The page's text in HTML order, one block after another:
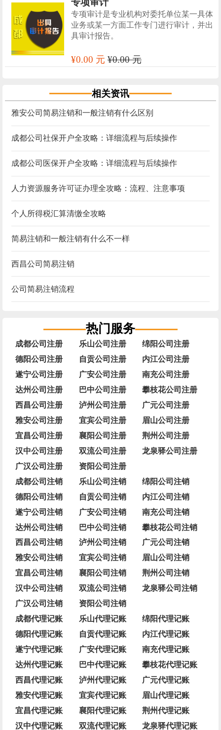
专项审计
专项审计是专业机构对委托单位某一具体
业务或某一方面工作专门进行审计，并出
具审计报告。
¥0.00 元¥0.00 元
相关资讯
雅安公司简易注销和一般注销有什么区别
成都公司社保开户全攻略：详细流程与后续操作
成都公司医保开户全攻略：详细流程与后续操作
人力资源服务许可证办理全攻略：流程、注意事项
个人所得税汇算清缴全攻略
简易注销和一般注销有什么不一样
西昌公司简易注销
公司简易注销流程
热门服务
成都公司注册 乐山公司注册
绵阳公司注册
德阳公司注册
自贡公司注册
内江公司注册
遂宁公司注册
广安公司注册
南充公司注册
达州公司注册
巴中公司注册
攀枝花公司注册
西昌公司注册
泸州公司注册
广元公司注册
雅安公司注册
宜宾公司注册
眉山公司注册
宜昌公司注册
襄阳公司注册
荆州公司注册
汉中公司注册
双流公司注册
龙泉驿公司注册
广汉公司注册
资阳公司注册
成都公司注销
乐山公司注销
绵阳公司注销
德阳公司注销
自贡公司注销
内江公司注销
遂宁公司注销
广安公司注销
南充公司注销
达州公司注销
巴中公司注销
攀枝花公司注销
西昌公司注销
泸州公司注销
广元公司注销
雅安公司注销
宜宾公司注销
眉山公司注销
宜昌公司注销
襄阳公司注销
荆州公司注销
汉中公司注销
双流公司注销
龙泉驿公司注销
广汉公司注销
资阳公司注销
成都代理记账
乐山代理记账
绵阳代理记账
德阳代理记账
自贡代理记账
内江代理记账
遂宁代理记账
广安代理记账
南充代理记账
达州代理记账
巴中代理记账
攀枝花代理记账
西昌代理记账
泸州代理记账
广元代理记账
雅安代理记账
宜宾代理记账
眉山代理记账
宜昌代理记账
襄阳代理记账
荆州代理记账
汉中代理记账
双流代理记账 龙泉驿代理记账